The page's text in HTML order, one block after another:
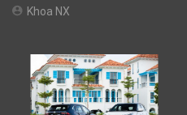
nghi, giá cạnh tranh
Khoa NX